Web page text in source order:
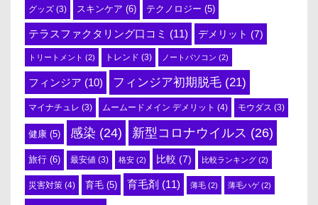
グッズ (3) スキンケア (6) テクノロジー (5)
テラスファクタリング口コミ (11) デメリット (7)
トリートメント (2) トレンド (3) ノートパソコン (2)
フィンジア (10) フィンジア初期脱毛 (21)
マイナチュレ (3) ムームードメイン デメリット (4) モウダス (3)
健康 (5) 感染 (24) 新型コロナウイルス (26)
旅行 (6) 最安値 (3) 格安 (2) 比較 (7) 比較ランキング (2)
災害対策 (4) 育毛 (5) 育毛剤 (11) 薄毛 (2) 薄毛ハゲ(2)